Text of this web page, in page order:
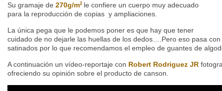
Su gramaje de 270g/m2 le confiere un cuerpo muy adecuado
para la reproducción de copias y ampliaciones.
La única pega que le podemos poner es que hay que tener
cuidado de no dejarle las huellas de los dedos….Pero eso pasa
satinados por lo que recomendamos el empleo de guantes de
A continuación un vídeo-reportaje con Robert Rodriguez JR
ofreciendo su opinión sobre el producto de canson.